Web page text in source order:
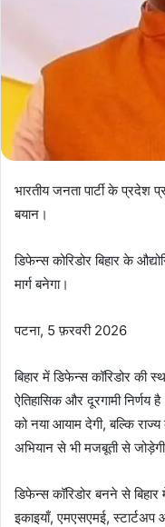
भारतीय जनता पार्टी के प्रदेश
बयान।
डिफेन्स कोरिडोर बिहार के
मार्ग बनेगा।
पटना, 5 फ़रवरी 2026
बिहार में डिफेन्स कॉरिडोर की
ऐतिहासिक और दूरगामी निर्णय
को नया आयाम देगी, बल्कि राज्य
अभियान से भी मजबूती से
डिफेन्स कॉरिडोर बनने से
इकाइयाँ, एमएसएमई, स्टार्टअप